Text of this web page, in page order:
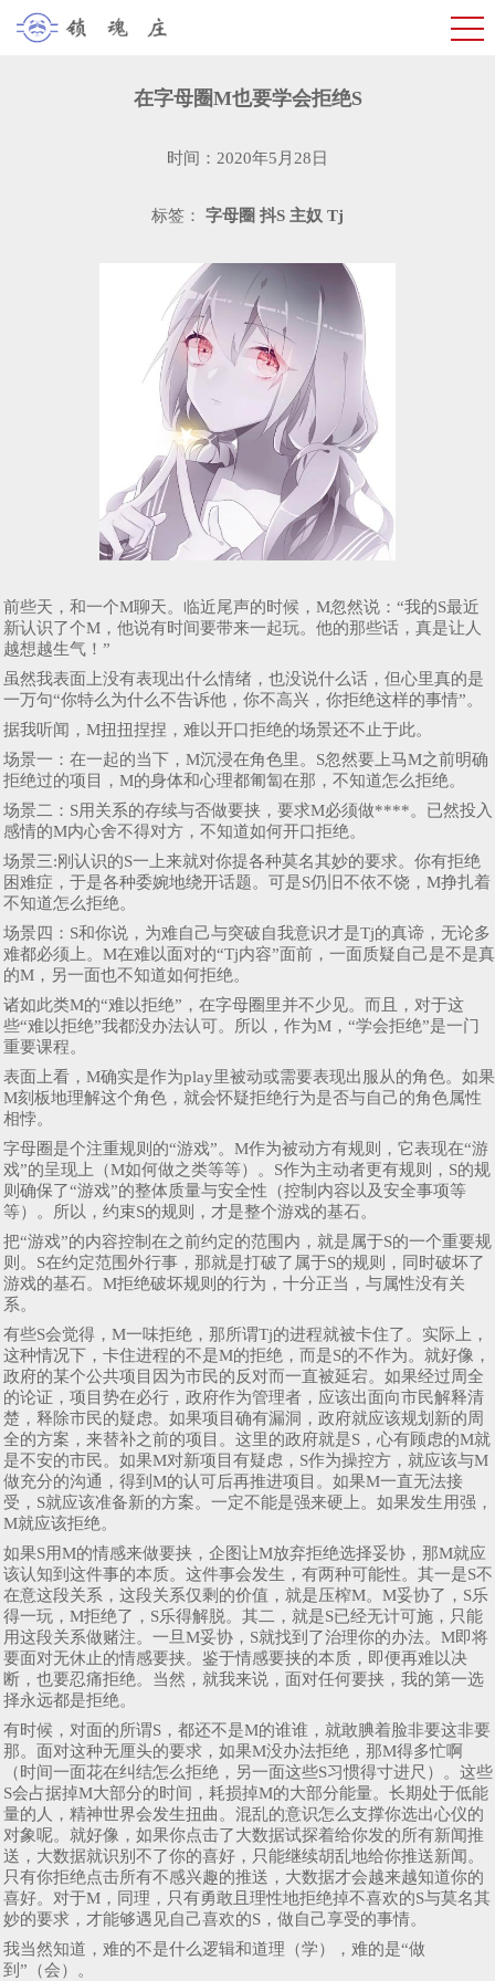
在字母圈M也要学会拒绝S
时间：2020年5月28日
标签： 字母圈 抖S 主奴 Tj
前些天，和一个M聊天。临近尾声的时候，M忽然说：“我的S最近
新认识了个M，他说有时间要带来一起玩。他的那些话，真是让人
越想越生气！”
虽然我表面上没有表现出什么情绪，也没说什么话，但心里真的是
一万句“你特么为什么不告诉他，你不高兴，你拒绝这样的事情”。
据我听闻，M扭扭捏捏，难以开口拒绝的场景还不止于此。
场景一：在一起的当下，M沉浸在角色里。S忽然要上马M之前明确
拒绝过的项目，M的身体和心理都匍匐在那，不知道怎么拒绝。
场景二：S用关系的存续与否做要挟，要求M必须做****。已然投入
感情的M内心舍不得对方，不知道如何开口拒绝。
场景三:刚认识的S一上来就对你提各种莫名其妙的要求。你有拒绝
困难症，于是各种委婉地绕开话题。可是S仍旧不依不饶，M挣扎着
不知道怎么拒绝。
场景四：S和你说，为难自己与突破自我意识才是Tj的真谛，无论多
难都必须上。M在难以面对的“Tj内容”面前，一面质疑自己是不是真
的M，另一面也不知道如何拒绝。
诸如此类M的“难以拒绝”，在字母圈里并不少见。而且，对于这
些“难以拒绝”我都没办法认可。所以，作为M，“学会拒绝”是一门
重要课程。
表面上看，M确实是作为play里被动或需要表现出服从的角色。如果
M刻板地理解这个角色，就会怀疑拒绝行为是否与自己的角色属性
相悖。
字母圈是个注重规则的“游戏”。M作为被动方有规则，它表现在“游
戏”的呈现上（M如何做之类等等）。S作为主动者更有规则，S的规
则确保了“游戏”的整体质量与安全性（控制内容以及安全事项等
等）。所以，约束S的规则，才是整个游戏的基石。
把“游戏”的内容控制在之前约定的范围内，就是属于S的一个重要规
则。S在约定范围外行事，那就是打破了属于S的规则，同时破坏了
游戏的基石。M拒绝破坏规则的行为，十分正当，与属性没有关
系。
有些S会觉得，M一味拒绝，那所谓Tj的进程就被卡住了。实际上，
这种情况下，卡住进程的不是M的拒绝，而是S的不作为。就好像，
政府的某个公共项目因为市民的反对而一直被延宕。如果经过周全
的论证，项目势在必行，政府作为管理者，应该出面向市民解释清
楚，释除市民的疑虑。如果项目确有漏洞，政府就应该规划新的周
全的方案，来替补之前的项目。这里的政府就是S，心有顾虑的M就
是不安的市民。如果M对新项目有疑虑，S作为操控方，就应该与M
做充分的沟通，得到M的认可后再推进项目。如果M一直无法接
受，S就应该准备新的方案。一定不能是强来硬上。如果发生用强，
M就应该拒绝。
如果S用M的情感来做要挟，企图让M放弃拒绝选择妥协，那M就应
该认知到这件事的本质。这件事会发生，有两种可能性。其一是S不
在意这段关系，这段关系仅剩的价值，就是压榨M。M妥协了，S乐
得一玩，M拒绝了，S乐得解脱。其二，就是S已经无计可施，只能
用这段关系做赌注。一旦M妥协，S就找到了治理你的办法。M即将
要面对无休止的情感要挟。鉴于情感要挟的本质，即便再难以决
断，也要忍痛拒绝。当然，就我来说，面对任何要挟，我的第一选
择永远都是拒绝。
有时候，对面的所谓S，都还不是M的谁谁，就敢腆着脸非要这非要
那。面对这种无厘头的要求，如果M没办法拒绝，那M得多忙啊
（时间一面花在纠结怎么拒绝，另一面这些S习惯得寸进尺）。这些
S会占据掉M大部分的时间，耗损掉M的大部分能量。长期处于低能
量的人，精神世界会发生扭曲。混乱的意识怎么支撑你选出心仪的
对象呢。就好像，如果你点击了大数据试探着给你发的所有新闻推
送，大数据就识别不了你的喜好，只能继续胡乱地给你推送新闻。
只有你拒绝点击所有不感兴趣的推送，大数据才会越来越知道你的
喜好。对于M，同理，只有勇敢且理性地拒绝掉不喜欢的S与莫名其
妙的要求，才能够遇见自己喜欢的S，做自己享受的事情。
我当然知道，难的不是什么逻辑和道理（学），难的是“做
到”（会）。